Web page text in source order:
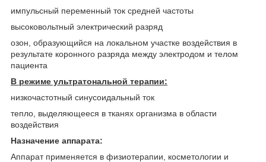
импульсный переменный ток средней частоты
высоковольтный электрический разряд
озон, образующийся на локальном участке воздействия в
результате коронного разряда между электродом и телом
пациента
В режиме ультратональной терапии:
низкочастотный синусоидальный ток
тепло, выделяющееся в тканях организма в области
воздействия
Назначение аппарата:
Аппарат применяется в физиотерапии, косметологии и